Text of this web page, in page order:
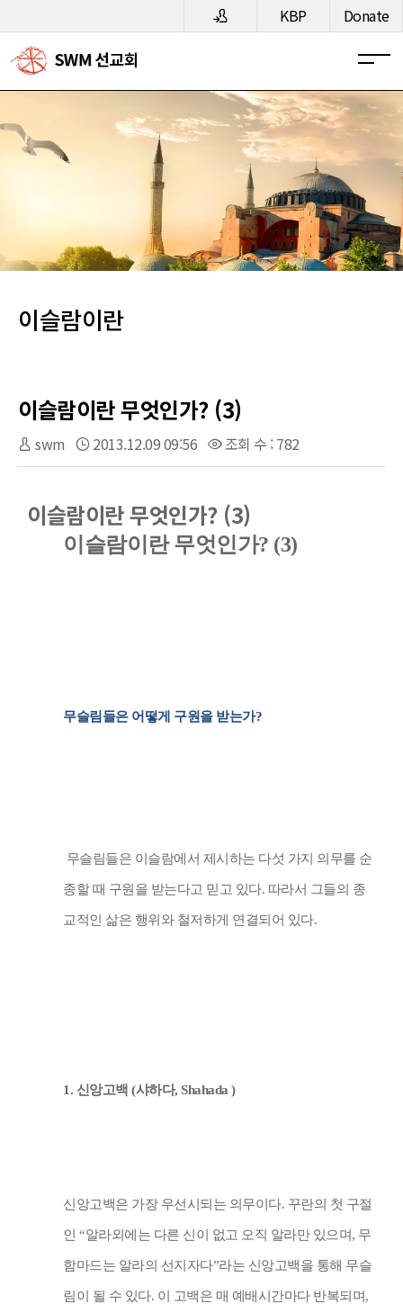
메뉴 건너뛰기 KBP Donate
이슬람이란
이슬람이란 무엇인가? (3)
swm 2013.12.09 09:56 조회 수 : 782
이슬람이란 무엇인가? (3)
이슬람이란 무엇인가? (3)
무슬림들은 어떻게 구원을 받는가?
무슬림들은 이슬람에서 제시하는 다섯 가지 의무를 순
종할 때 구원을 받는다고 믿고 있다. 따라서 그들의 종
교적인 삶은 행위와 철저하게 연결되어 있다.
1. 신앙고백 (샤하다, Shahada )
신앙고백은 가장 우선시되는 의무이다. 꾸란의 첫 구절
인 “알라외에는 다른 신이 없고 오직 알라만 있으며, 무
함마드는 알라의 선지자다”라는 신앙고백을 통해 무슬
림이 될 수 있다. 이 고백은 매 예배시간마다 반복되며,